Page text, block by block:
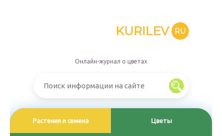
KURILEV RU
Онлайн-журнал о цветах
Растения и семена Цветы